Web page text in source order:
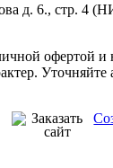
д. 6., стр. 4
офертой и
Уточняйте